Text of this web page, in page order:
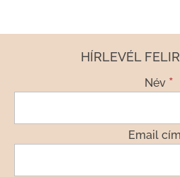
HÍRLEVÉL
Név *
Email cím